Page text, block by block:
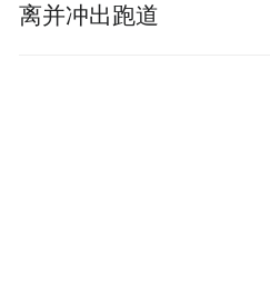
离并冲出跑道